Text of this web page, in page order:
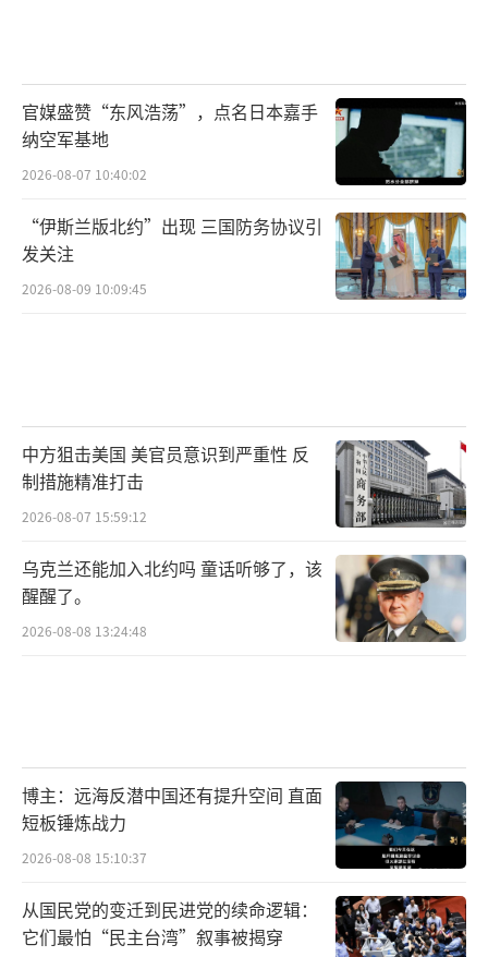
官媒盛赞“东风浩荡”，点名日本嘉手
纳空军基地
2026-08-07 10:40:02
“伊斯兰版北约”出现 三国防务协议引
发关注
2026-08-09 10:09:45
中方狙击美国 美官员意识到严重性 反
制措施精准打击
2026-08-07 15:59:12
乌克兰还能加入北约吗 童话听够了，该
醒醒了。
2026-08-08 13:24:48
博主：远海反潜中国还有提升空间 直面
短板锤炼战力
2026-08-08 15:10:37
从国民党的变迁到民进党的续命逻辑：
它们最怕“民主台湾”叙事被揭穿